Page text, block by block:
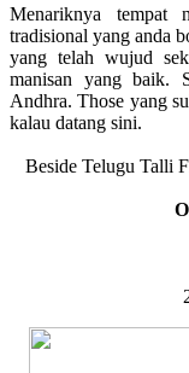
Menariknya tempat
tradisional yang anda
yang telah wujud
manisan yang baik.
Andhra. Those yang
kalau datang sini.
Beside Telugu Talli